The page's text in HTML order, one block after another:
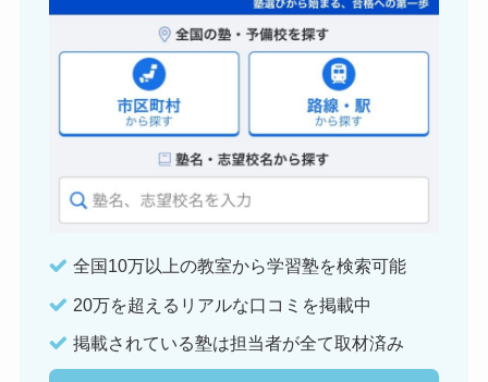
全国10万以上の教室から学習塾を検索可能
20万を超えるリアルな口コミを掲載中
掲載されている塾は担当者が全て取材済み